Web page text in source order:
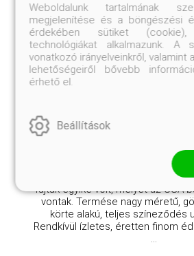
'Lang' kínai
Ziziphus jujuba
A Lang kínai datolya (Ziziphus
fajták egyike volt, melyet az USA-
vontak. Termése nagy méretű,
körte alakú, teljes színeződés
Rendkívül ízletes, éretten finom
...
Weboldalunk tartalmának
megjelenítése és a böngészési
érdekében sütiket
technológiákat alkalmazunk. A
vonatkozó irányelveinkről, valamint
lehetőségeiről bővebb
érhető el.
Beállítások